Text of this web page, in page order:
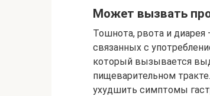
Может вызвать
Тошнота, рвота и
связанных с
который вызывается
пищеварительном
ухудшить симптомы